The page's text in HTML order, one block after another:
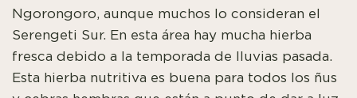
Ngorongoro, aunque muchos lo consideran el
Serengeti Sur. En esta área hay mucha hierba
fresca debido a la temporada de lluvias pasada.
Esta hierba nutritiva es buena para todos los ñus